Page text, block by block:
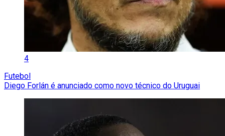
4
Futebol
Diego Forlán é anunciado como novo técnico do Uruguai